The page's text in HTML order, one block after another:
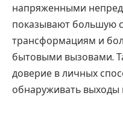
напряженными
показывают большую
трансформациям и
бытовыми вызовами.
доверие в личных
обнаруживать выходы